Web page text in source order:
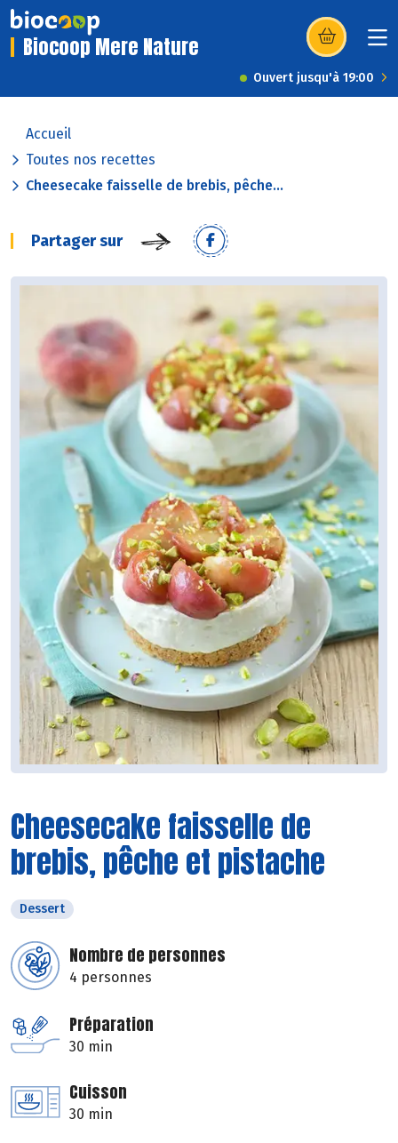
Biocoop Mere Nature (s’ouvre dans
Ouvert jusqu'à 19:00
Accueil
Toutes nos recettes
Cheesecake faisselle de brebis, pêche...
Partager sur
Cheesecake faisselle de
brebis, pêche et pistache
Dessert
Nombre de personnes
4 personnes
Préparation
30 min
Cuisson
30 min